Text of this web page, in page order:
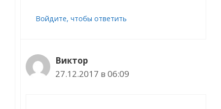
Войдите, чтобы ответить
Виктор
27.12.2017 в 06:09